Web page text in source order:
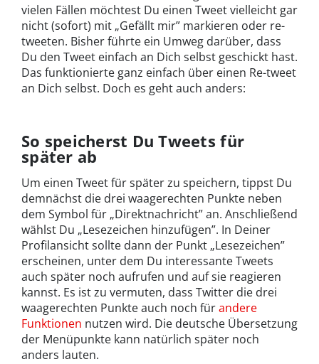
vielen Fällen möchtest Du einen Tweet vielleicht gar
nicht (sofort) mit „Gefällt mir” markieren oder re-
tweeten. Bisher führte ein Umweg darüber, dass
Du den Tweet einfach an Dich selbst geschickt hast.
Das funktionierte ganz einfach über einen Re-tweet
an Dich selbst. Doch es geht auch anders:
So speicherst Du Tweets für
später ab
Um einen Tweet für später zu speichern, tippst Du
demnächst die drei waagerechten Punkte neben
dem Symbol für „Direktnachricht” an. Anschließend
wählst Du „Lesezeichen hinzufügen”. In Deiner
Profilansicht sollte dann der Punkt „Lesezeichen”
erscheinen, unter dem Du interessante Tweets
auch später noch aufrufen und auf sie reagieren
kannst. Es ist zu vermuten, dass Twitter die drei
waagerechten Punkte auch noch fürandere
Funktionen nutzen wird. Die deutsche Übersetzung
der Menüpunkte kann natürlich später noch
anders lauten.